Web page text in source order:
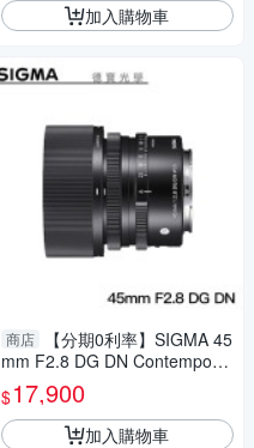
加入購物車
商店
【分期0利率】SIGMA 45
mm F2.8 DG DN Contemporar
y for SONY E-mount 鏡頭推薦
恆伸公司貨 德寶光學
$17,900
加入購物車